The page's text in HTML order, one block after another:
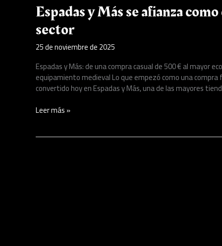
Espadas y Más se afianza
sector
25 de noviembre de 2025
Espadas y Más: de una compra casual de 500 € al mayor
equipamiento medieval Lo que empezó como una
convertido hoy en Espadas y Más, una de las mayores
Leer más »